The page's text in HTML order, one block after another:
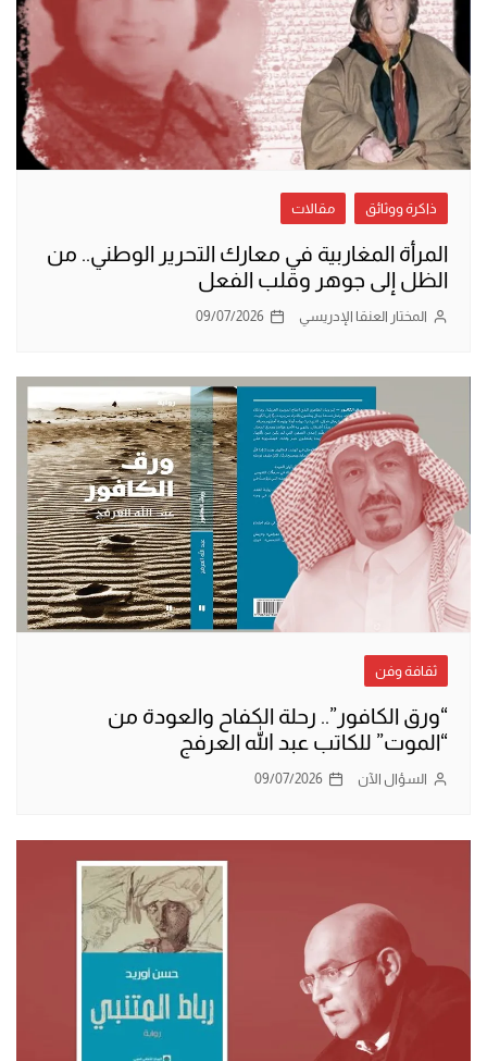
ذاكرة ووثائق مقالات
المرأة المغاربية في معارك التحرير الوطني.. من
الظل إلى جوهر وقلب الفعل
المختار العنقا الإدريسي 09/07/2026
ثقافة وفن
“ورق الكافور”.. رحلة الكفاح والعودة من
“الموت” للكاتب عبد الله العرفج
السؤال الآن 09/07/2026